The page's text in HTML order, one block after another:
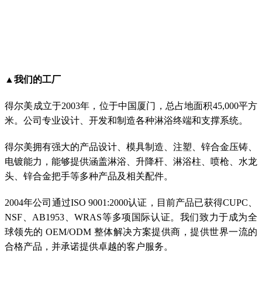
▲我们的工厂
得尔美成立于2003年，位于中国厦门，总占地面积45,000平方
米。公司专业设计、开发和制造各种淋浴终端和支撑系统。
得尔美拥有强大的产品设计、模具制造、注塑、锌合金压铸、
电镀能力，能够提供涵盖淋浴、升降杆、淋浴柱、喷枪、水龙
头、锌合金把手等多种产品及相关配件。
2004年公司通过ISO 9001:2000认证，目前产品已获得CUPC、
NSF、AB1953、WRAS等多项国际认证。我们致力于成为全
球领先的 OEM/ODM 整体解决方案提供商，提供世界一流的
合格产品，并承诺提供卓越的客户服务。